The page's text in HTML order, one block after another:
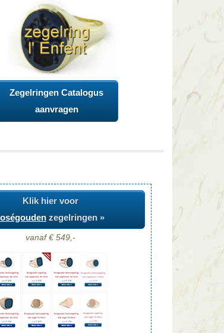
Zegelringen Catalogus
aanvragen
Klik hier voor
zegelringen »
vanaf € 549,-